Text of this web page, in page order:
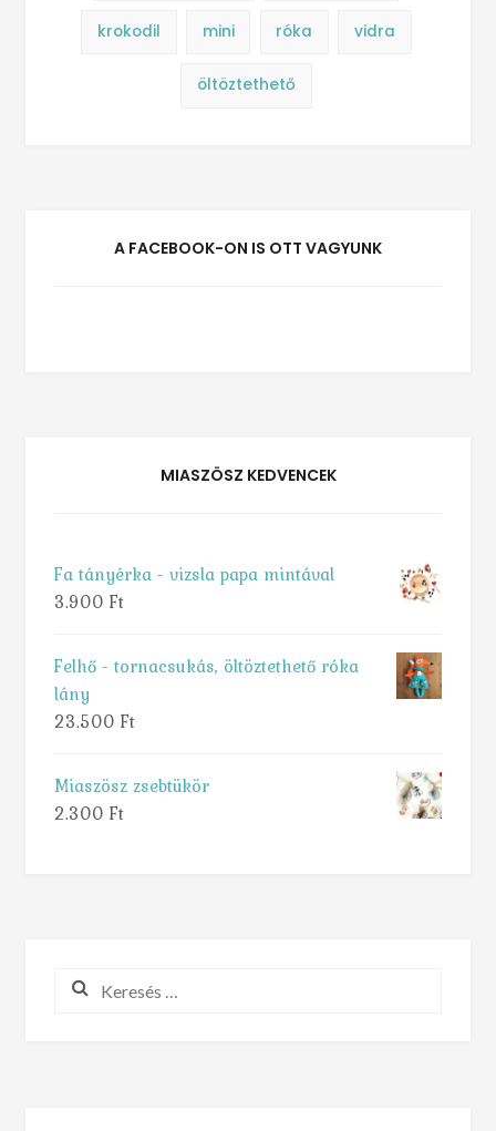
krokodil mini róka vidra
öltöztethető
A FACEBOOK-ON IS OTT VAGYUNK
MIASZÖSZ KEDVENCEK
Fa tányérka - vizsla papa mintával
3.900 Ft
Felhő - tornacsukás, öltöztethető róka
lány
23.500 Ft
Miaszösz zsebtükör
2.300 Ft
Keresés: